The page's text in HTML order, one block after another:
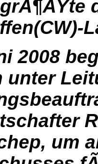
2008
unter
um